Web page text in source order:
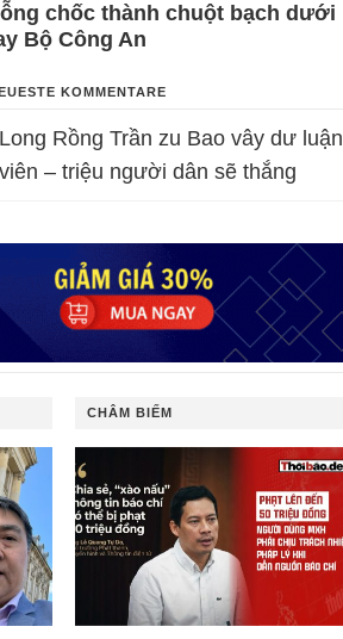
chốc thành chuột bạch dưới
Bộ Công An
KOMMENTARE
Long Rồng Trần zu Bao vây dư luận
viên – triệu người dân sẽ thắng
CHÂM BIẾM